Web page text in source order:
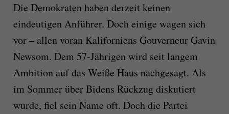
Die Demokraten haben derzeit keinen
eindeutigen Anführer. Doch einige wagen sich
vor – allen voran Kaliforniens Gouverneur Gavin
Newsom. Dem 57-Jährigen wird seit langem
Ambition auf das Weiße Haus nachgesagt. Als
im Sommer über Bidens Rückzug diskutiert
wurde, fiel sein Name oft. Doch die Partei